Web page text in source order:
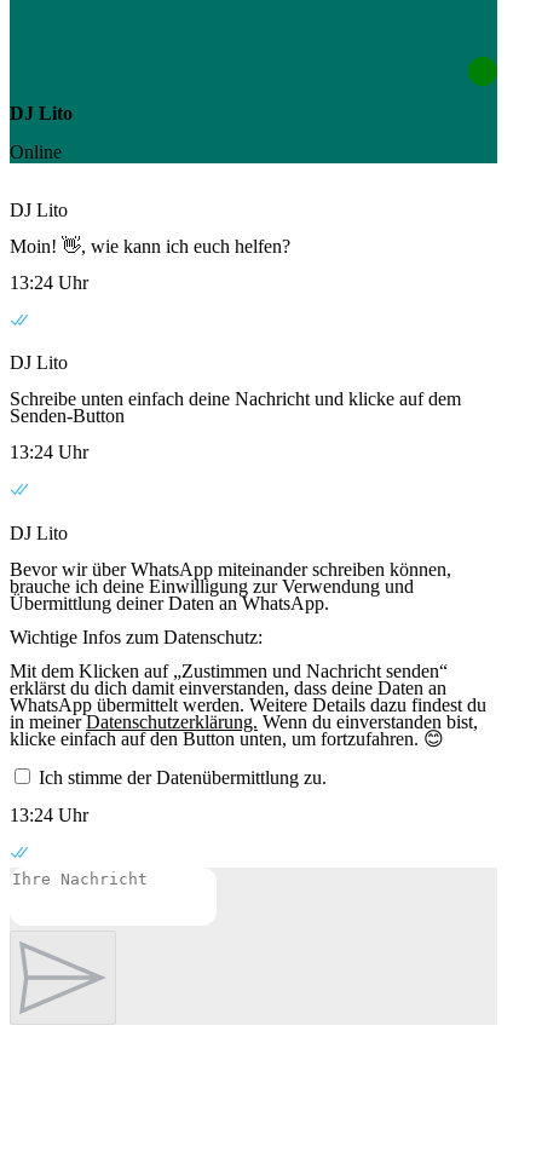
DJ Lito
Online
DJ Lito
Moin! 👋, wie kann ich euch helfen?
13:24 Uhr
DJ Lito
Schreibe unten einfach deine Nachricht und klicke auf dem
Senden-Button
13:24 Uhr
DJ Lito
Bevor wir über WhatsApp miteinander schreiben können,
brauche ich deine Einwilligung zur Verwendung und
Übermittlung deiner Daten an WhatsApp.
Wichtige Infos zum Datenschutz:
Mit dem Klicken auf „Zustimmen und Nachricht senden“
erklärst du dich damit einverstanden, dass deine Daten an
WhatsApp übermittelt werden. Weitere Details dazu findest du
in meinerDatenschutzerklärung. Wenn du einverstanden bist,
klicke einfach auf den Button unten, um fortzufahren. 😊
Ich stimme der Datenübermittlung zu.
13:24 Uhr